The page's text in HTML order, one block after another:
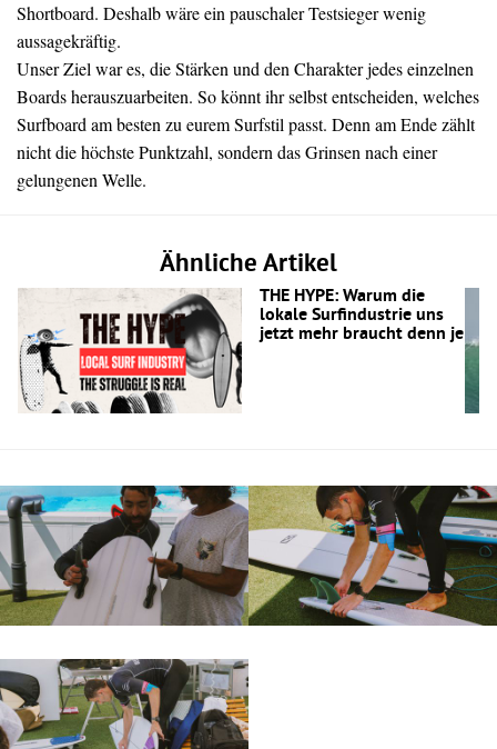
Shortboard. Deshalb wäre ein pauschaler Testsieger wenig
aussagekräftig.
Unser Ziel war es, die Stärken und den Charakter jedes einzelnen
Boards herauszuarbeiten. So könnt ihr selbst entscheiden, welches
Surfboard am besten zu eurem Surfstil passt. Denn am Ende zählt
nicht die höchste Punktzahl, sondern das Grinsen nach einer
gelungenen Welle.
Ähnliche Artikel
THE HYPE: Warum die
lokale Surfindustrie uns
jetzt mehr braucht denn je